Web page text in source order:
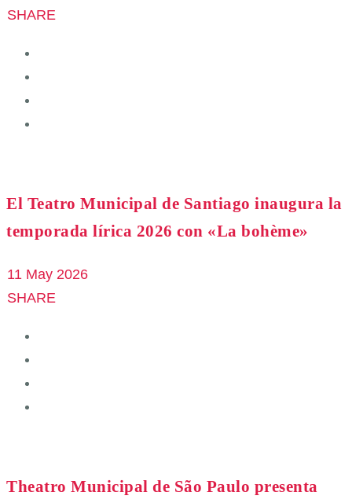
SHARE
El Teatro Municipal de Santiago inaugura la
temporada lírica 2026 con «La bohème»
11 May 2026
SHARE
Theatro Municipal de São Paulo presenta